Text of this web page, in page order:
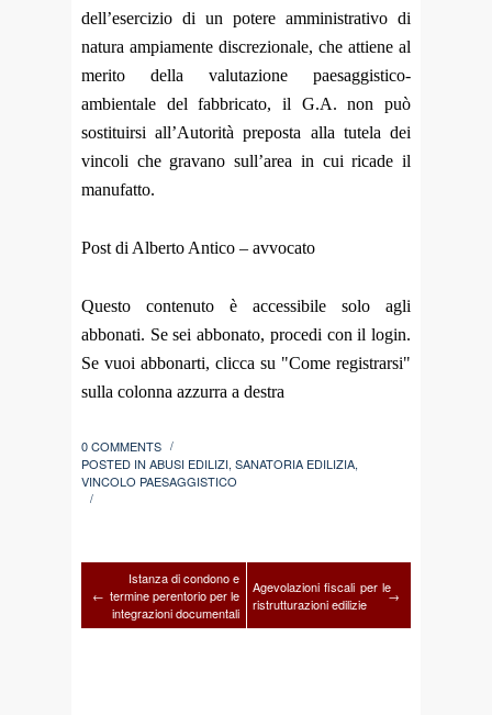
dell’esercizio di un potere amministrativo di
natura ampiamente discrezionale, che attiene al
merito della valutazione paesaggistico-
ambientale del fabbricato, il G.A. non può
sostituirsi all’Autorità preposta alla tutela dei
vincoli che gravano sull’area in cui ricade il
manufatto.
Post di Alberto Antico – avvocato
Questo contenuto è accessibile solo agli
abbonati. Se sei abbonato, procedi con il login.
Se vuoi abbonarti, clicca su "Come registrarsi"
sulla colonna azzurra a destra
0 COMMENTS /
POSTED IN ABUSI EDILIZI,SANATORIA EDILIZIA,
VINCOLO PAESAGGISTICO
/
←
Istanza di condono e
termine perentorio per le
integrazioni documentali
Agevolazioni fiscali per le
ristrutturazioni edilizie
→